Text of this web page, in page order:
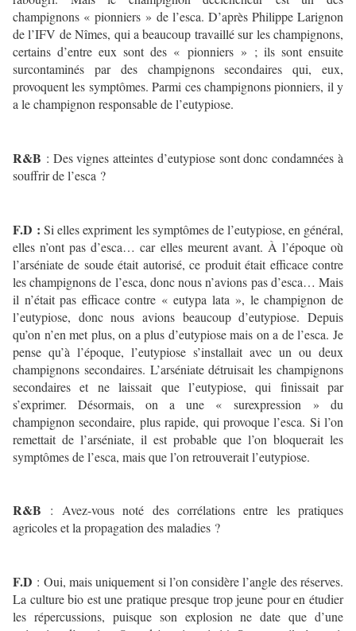
champignons « pionniers » de l’esca. D’après Philippe Larignon
de l’IFV de Nîmes, qui a beaucoup travaillé sur les champignons,
certains d’entre eux sont des « pionniers » ; ils sont ensuite
surcontaminés par des champignons secondaires qui, eux,
provoquent les symptômes. Parmi ces champignons pionniers, il y
a le champignon responsable de l’eutypiose.
R&B : Des vignes atteintes d’eutypiose sont donc condamnées à
souffrir de l’esca ?
F.D :Si elles expriment les symptômes de l’eutypiose, en général,
elles n’ont pas d’esca… car elles meurent avant. À l’époque où
l’arséniate de soude était autorisé, ce produit était efficace contre
les champignons de l’esca, donc nous n’avions pas d’esca… Mais
il n’était pas efficace contre « eutypa lata », le champignon de
l’eutypiose, donc nous avions beaucoup d’eutypiose. Depuis
qu’on n’en met plus, on a plus d’eutypiose mais on a de l’esca. Je
pense qu’à l’époque, l’eutypiose s’installait avec un ou deux
champignons secondaires. L’arséniate détruisait les champignons
secondaires et ne laissait que l’eutypiose, qui finissait par
s’exprimer. Désormais, on a une « surexpression » du
champignon secondaire, plus rapide, qui provoque l’esca. Si l’on
remettait de l’arséniate, il est probable que l’on bloquerait les
symptômes de l’esca, mais que l’on retrouverait l’eutypiose.
R&B : Avez-vous noté des corrélations entre les pratiques
agricoles et la propagation des maladies ?
F.D : Oui, mais uniquement si l’on considère l’angle des réserves.
La culture bio est une pratique presque trop jeune pour en étudier
les répercussions, puisque son explosion ne date que d’une